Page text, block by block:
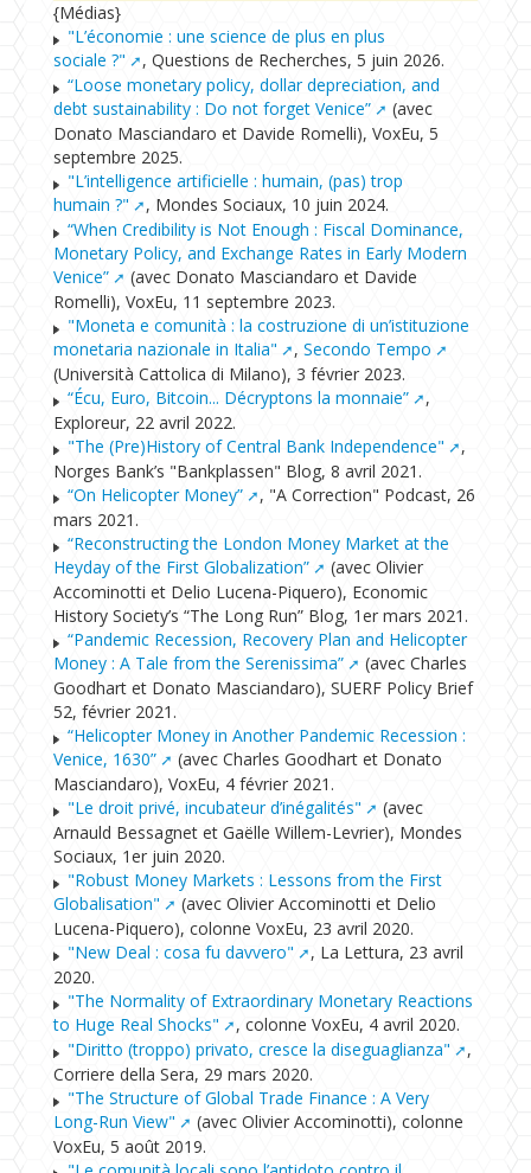
{Médias}
"L’économie : une science de plus en plus
sociale ?"
, Questions de Recherches, 5 juin 2026.
“Loose monetary policy, dollar depreciation, and
debt sustainability : Do not forget Venice”
(avec
Donato Masciandaro et Davide Romelli), VoxEu, 5
septembre 2025.
"L’intelligence artificielle : humain, (pas) trop
humain ?"
, Mondes Sociaux, 10 juin 2024.
“When Credibility is Not Enough : Fiscal Dominance,
Monetary Policy, and Exchange Rates in Early Modern
Venice”
(avec Donato Masciandaro et Davide
Romelli), VoxEu, 11 septembre 2023.
"Moneta e comunità : la costruzione di un’istituzione
monetaria nazionale in Italia"
, Secondo Tempo
(Università Cattolica di Milano), 3 février 2023.
“Écu, Euro, Bitcoin... Décryptons la monnaie”
,
Exploreur, 22 avril 2022.
"The (Pre)History of Central Bank Independence"
,
Norges Bank’s "Bankplassen" Blog, 8 avril 2021.
“On Helicopter Money”
, "A Correction" Podcast, 26
mars 2021.
“Reconstructing the London Money Market at the
Heyday of the First Globalization”
(avec Olivier
Accominotti et Delio Lucena-Piquero), Economic
History Society’s “The Long Run” Blog, 1er mars 2021.
“Pandemic Recession, Recovery Plan and Helicopter
Money : A Tale from the Serenissima”
(avec Charles
Goodhart et Donato Masciandaro), SUERF Policy Brief
52, février 2021.
“Helicopter Money in Another Pandemic Recession :
Venice, 1630”
(avec Charles Goodhart et Donato
Masciandaro), VoxEu, 4 février 2021.
"Le droit privé, incubateur d’inégalités"
(avec
Arnauld Bessagnet et Gaëlle Willem-Levrier), Mondes
Sociaux, 1er juin 2020.
"Robust Money Markets : Lessons from the First
Globalisation"
(avec Olivier Accominotti et Delio
Lucena-Piquero), colonne VoxEu, 23 avril 2020.
"New Deal : cosa fu davvero"
, La Lettura, 23 avril
2020.
"The Normality of Extraordinary Monetary Reactions
to Huge Real Shocks"
, colonne VoxEu, 4 avril 2020.
"Diritto (troppo) privato, cresce la diseguaglianza"
,
Corriere della Sera, 29 mars 2020.
"The Structure of Global Trade Finance : A Very
Long-Run View"
(avec Olivier Accominotti), colonne
VoxEu, 5 août 2019.